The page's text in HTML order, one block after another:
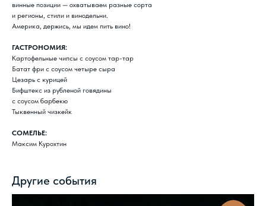
винные позиции — охватываем разные сорта
и регионы, стили и винодельни.
Америка, держись, мы идем пить вино!
ГАСТРОНОМИЯ:
Картофельные чипсы с соусом тар-тар
Батат фри с соусом четыре сыра
Цезарь с курицей
Бифштекс из рубленой говядины
с соусом барбекю
Тыквенный чизкейк
СОМЕЛЬЕ:
Максим Курохтин
Другие события